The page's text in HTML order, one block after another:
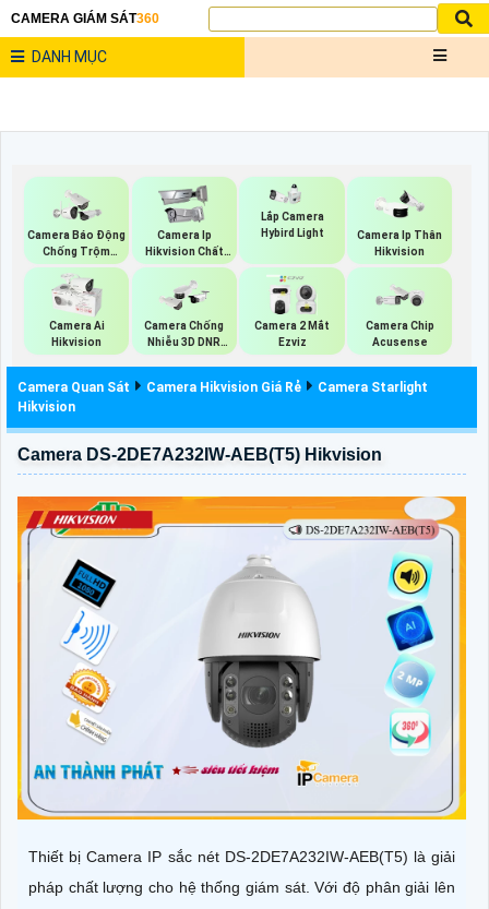
CAMERA GIÁM SÁT360
DANH MỤC
Camera Báo Động
Chống Trộm
Hikvision
Camera Ip
Hikvision Chất
Lượng
Lắp Camera
Hybird Light
Camera Ip Thân
Hikvision
Camera Ai
Hikvision
Camera Chống
Nhiễu 3D DNR
Hikvison
Camera 2 Mắt
Ezviz
Camera Chip
Acusense
Camera Quan Sát Camera Hikvision Giá Rẻ
Camera Starlight
Hikvision
Camera DS-2DE7A232IW-AEB(T5) Hikvision
Thiết bị Camera IP sắc nét DS-2DE7A232IW-AEB(T5) là giải
pháp chất lượng cho hệ thống giám sát. Với độ phân giải lên